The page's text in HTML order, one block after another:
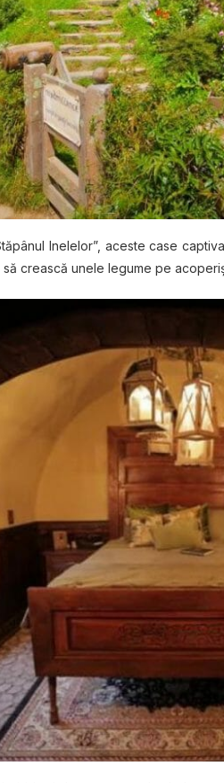
Inеlеlоr”, асеѕtе case
crească unele legume pe